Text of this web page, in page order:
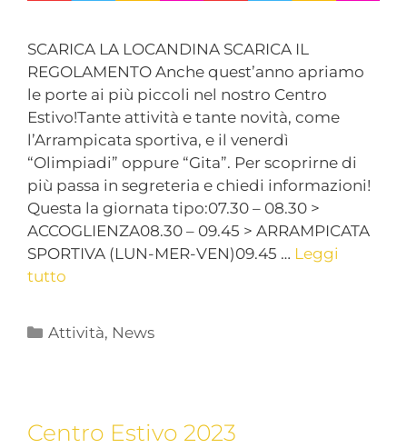
SCARICA LA LOCANDINA SCARICA IL
REGOLAMENTO Anche quest’anno apriamo
le porte ai più piccoli nel nostro Centro
Estivo!Tante attività e tante novità, come
l’Arrampicata sportiva, e il venerdì
“Olimpiadi” oppure “Gita”. Per scoprirne di
più passa in segreteria e chiedi informazioni!
Questa la giornata tipo:07.30 – 08.30 >
ACCOGLIENZA08.30 – 09.45 > ARRAMPICATA
SPORTIVA (LUN-MER-VEN)09.45 … Leggi
tutto
Attività, News
Centro Estivo 2023